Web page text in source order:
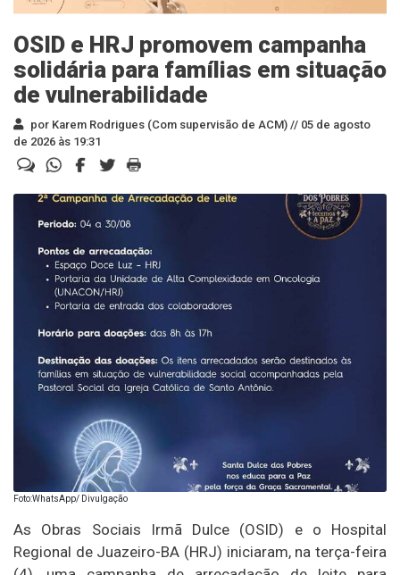
OSID e HRJ promovem campanha
solidária para famílias em situação
de vulnerabilidade
por Karem Rodrigues (Com supervisão de ACM) // 05 de agosto
de 2026 às 19:31
Foto:WhatsApp/ Divulgação
As Obras Sociais Irmã Dulce (OSID) e o Hospital
Regional de Juazeiro-BA (HRJ) iniciaram, na terça-feira